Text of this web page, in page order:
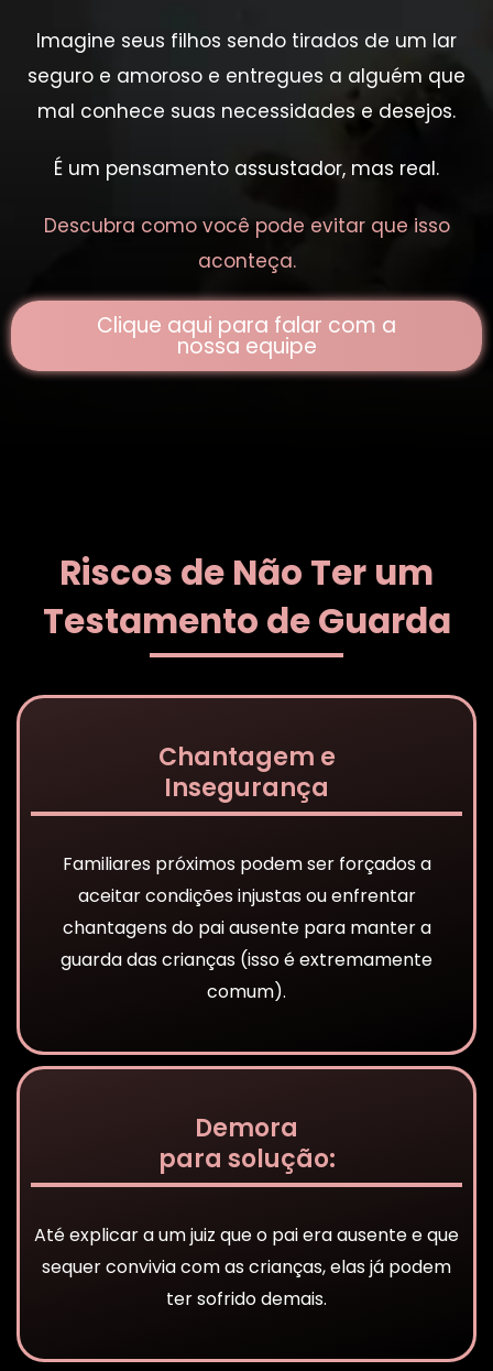
Imagine seus filhos sendo tirados de um lar
seguro e amoroso e entregues a alguém que
mal conhece suas necessidades e desejos.
É um pensamento assustador, mas real.
Descubra como você pode evitar que isso
aconteça.
Clique aqui para falar com a
nossa equipe
Riscos de Não Ter um
Testamento de Guarda
Chantagem e
Insegurança
Familiares próximos podem ser forçados a
aceitar condições injustas ou enfrentar
chantagens do pai ausente para manter a
guarda das crianças (isso é extremamente
comum).
Demora
para solução:
Até explicar a um juiz que o pai era ausente e que
sequer convivia com as crianças, elas já podem
ter sofrido demais.